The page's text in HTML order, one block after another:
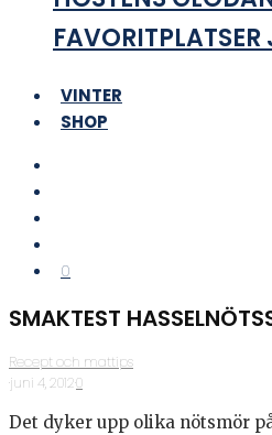
FAVORITPLATSER
VINTER
SHOP
0
SMAKTEST
Recept och mattips
·juni 4, 2012·0
Det dyker upp olika nötsmör